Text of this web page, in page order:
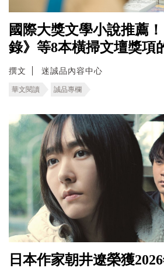
國際大獎文學小說推薦
錄》等8本橫掃文壇獎項
撰文 迷誠品內容中心
華文閱讀 誠品專欄
日本作家朝井遼榮獲